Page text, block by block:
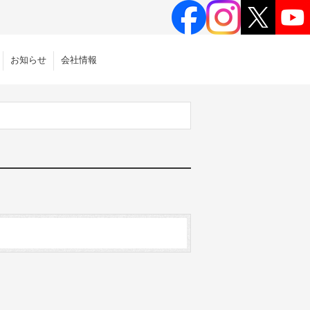
お知らせ 会社情報